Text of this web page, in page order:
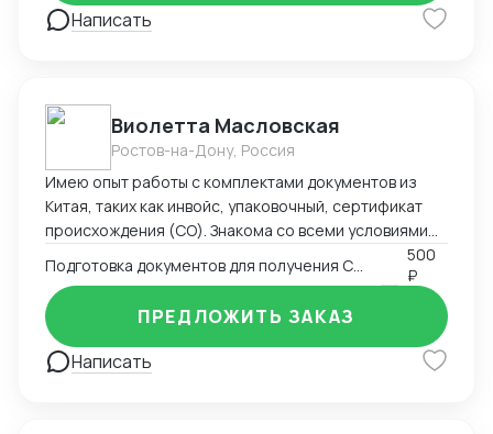
охраняемых видов рыб и ее икры, поднимал обороты
инвесторами в международных кооперациях в
Написать
Виолетта Масловская
Ростов-на-Дону, Россия
Имею опыт работы с комплектами документов из
Китая, таких как инвойс, упаковочный, сертификат
происхождения (СО). Знакома со всеми условиями
перевозки разным видом транспорта. Я размещала
заказ на китайском заводе и далее вела его все
время, до прихода на склад в России. Производство -
> документы -> отгрузка -> разрешительная
документация РФ -> таможенное оформление ->
500
₽
Написать
ПРЕДЛОЖИТЬ ЗАКАЗ